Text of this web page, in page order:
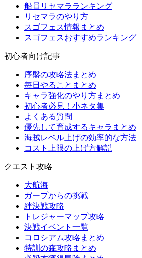
船員リセマラランキング
リセマラのやり方
スゴフェス情報まとめ
スゴフェスおすすめランキング
初心者向け記事
序盤の攻略法まとめ
毎日やることまとめ
キャラ強化のやり方まとめ
初心者必見！小ネタ集
よくある質問
優先して育成するキャラまとめ
海賊レベル上げの効率的な方法
コスト上限の上げ方解説
クエスト攻略
大航海
ガープからの挑戦
絆決戦攻略
トレジャーマップ攻略
決戦イベント一覧
コロシアム攻略まとめ
特訓の森攻略まとめ